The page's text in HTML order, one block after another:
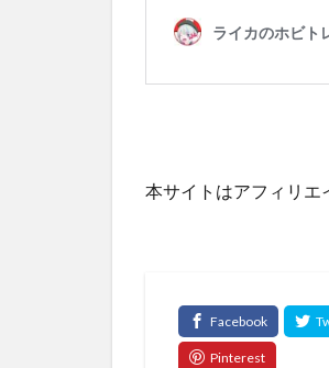
本サイトはアフィリエ